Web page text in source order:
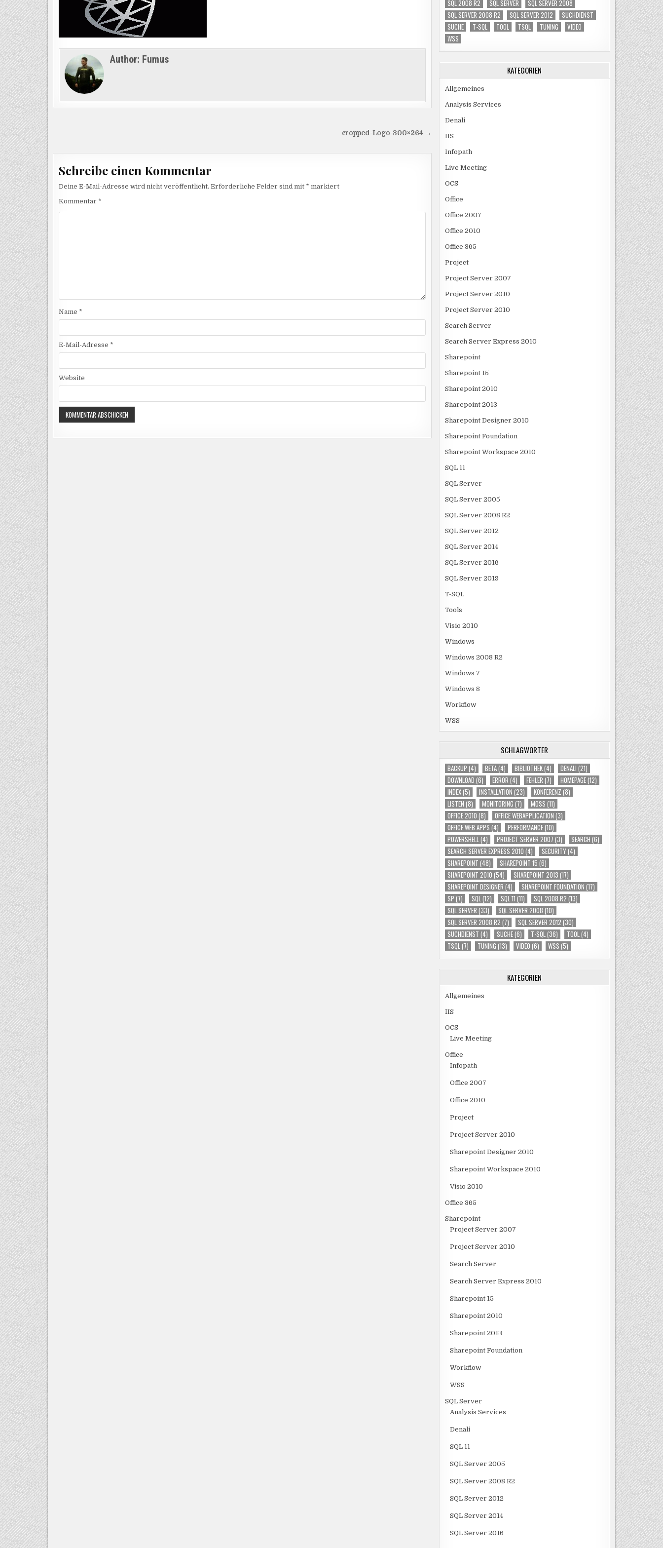
Author: Fumus
cropped-Logo-300×264 →
Schreibe einen Kommentar
Deine E-Mail-Adresse wird nicht veröffentlicht. Erforderliche Felder sind mit * markiert
Kommentar *
Name *
E-Mail-Adresse *
Website
SQL 2008 R2
SQL SERVER
SQL SERVER 2008
SQL SERVER 2008 R2
SQL SERVER 2012
SUCHDIENST
SUCHE
T-SQL TOOL TSQL TUNING
VIDEO
WSS
KATEGORIEN
Allgemeines
Analysis Services
Denali
IIS
Infopath
Live Meeting
OCS
Office
Office 2007
Office 2010
Office 365
Project
Project Server 2007
Project Server 2010
Project Server 2010
Search Server
Search Server Express 2010
Sharepoint
Sharepoint 15
Sharepoint 2010
Sharepoint 2013
Sharepoint Designer 2010
Sharepoint Foundation
Sharepoint Workspace 2010
SQL 11
SQL Server
SQL Server 2005
SQL Server 2008 R2
SQL Server 2012
SQL Server 2014
SQL Server 2016
SQL Server 2019
T-SQL
Tools
Visio 2010
Windows
Windows 2008 R2
Windows 7
Windows 8
Workflow
WSS
SCHLAGWÖRTER
BACKUP (4) BETA(4) BIBLIOTHEK(4) DENALI (21)
DOWNLOAD (6) ERROR (4) FEHLER (7) HOMEPAGE(12)
INDEX(5) INSTALLATION (23) KONFERENZ (8)
LISTEN (8) MONITORING (7) MOSS (11)
OFFICE 2010 (8) OFFICE WEBAPPLICATION (3)
OFFICE WEB APPS (4) PERFORMANCE(10)
POWERSHELL(4) PROJECT SERVER 2007 (3) SEARCH (6)
SEARCH SERVER EXPRESS 2010 (4) SECURITY(4)
SHAREPOINT (48) SHAREPOINT 15 (6)
SHAREPOINT 2010 (54) SHAREPOINT 2013 (17)
SHAREPOINT DESIGNER (4) SHAREPOINT FOUNDATION (17)
SP (7) SQL(12) SQL 11 (11) SQL 2008 R2 (13)
SQL SERVER (33) SQL SERVER 2008 (10)
SQL SERVER 2008 R2 (7) SQL SERVER 2012 (30)
SUCHDIENST (4) SUCHE(6) T-SQL(36) TOOL(4)
TSQL(7) TUNING (13) VIDEO (6) WSS (5)
KATEGORIEN
Allgemeines
IIS
OCS
Live Meeting
Office
Infopath
Office 2007
Office 2010
Project
Project Server 2010
Sharepoint Designer 2010
Sharepoint Workspace 2010
Visio 2010
Office 365
Sharepoint
Project Server 2007
Project Server 2010
Search Server
Search Server Express 2010
Sharepoint 15
Sharepoint 2010
Sharepoint 2013
Sharepoint Foundation
Workflow
WSS
SQL Server
Analysis Services
Denali
SQL 11
SQL Server 2005
SQL Server 2008 R2
SQL Server 2012
SQL Server 2014
SQL Server 2016